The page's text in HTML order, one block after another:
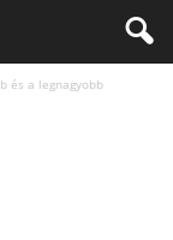
és a legnagyobb